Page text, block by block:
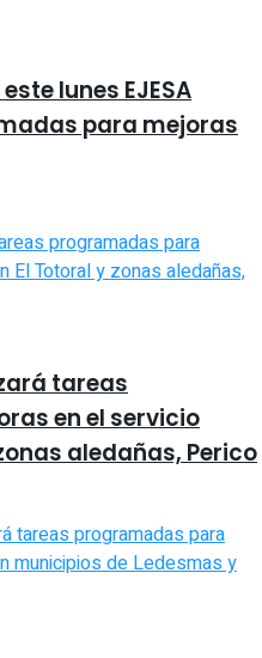
lunes EJESA
para mejoras
tareas
en el servicio
aledañas, Perico